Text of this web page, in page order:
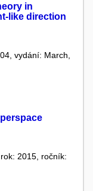
in
like direction
vydání: March,
, rok: 2015, ročník: